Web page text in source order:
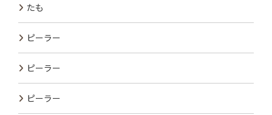
たも
ピーラー
ピーラー
ピーラー